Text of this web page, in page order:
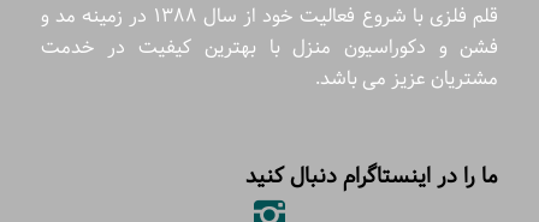
قلم فلزی با شروع فعالیت خود از سال 1388 در زمینه مد و
فشن و دکوراسیون منزل با بهترین کیفیت در خدمت
مشتریان عزیز می باشد.
ما را در اینستاگرام دنبال کنید